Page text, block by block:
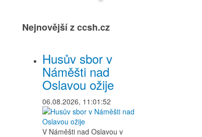
Nejnovější z ccsh.cz
Husův sbor v
Náměšti nad
Oslavou ožije
06.08.2026, 11:01:52
V Náměšti nad Oslavou v